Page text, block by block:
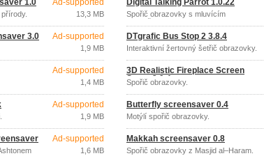
1.0 Ad-supported
13,3 MB
3.0 Ad-supported
1,9 MB
Ad-supported
1,4 MB
Ad-supported
1,9 MB
Ad-supported
1,6 MB
Digital Talking Parrot 1.0.22
Spořič obrazovky s mluvícím
papouškem.
DTgrafic Bus Stop 2 3.8.4
Interaktivní žertovný šetřič obrazovky.
3D Realistic Fireplace Screen
Saver 3.9.4
Spořič obrazovky.
Butterfly screensaver 0.4
Motýlí spořič obrazovky.
Makkah screensaver 0.8
Spořič obrazovky z Masjid al–Haram.